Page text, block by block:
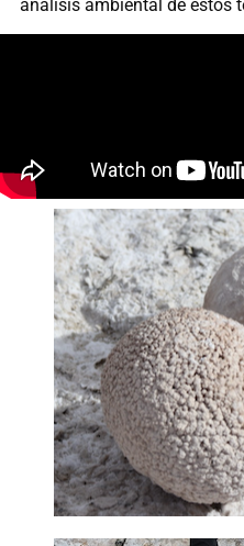
análisis ambiental de estos